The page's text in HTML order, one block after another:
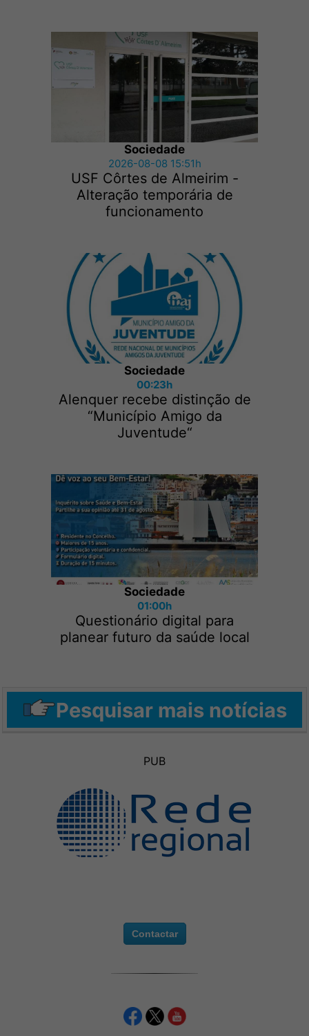
Sociedade
2026-08-08 15:51h
USF Côrtes de Almeirim -
Alteração temporária de
funcionamento
Sociedade
00:23h
Alenquer recebe distinção de
“Município Amigo da
Juventude“
Sociedade
01:00h
Questionário digital para
planear futuro da saúde local
Pesquisar mais notícias
PUB
Contactar